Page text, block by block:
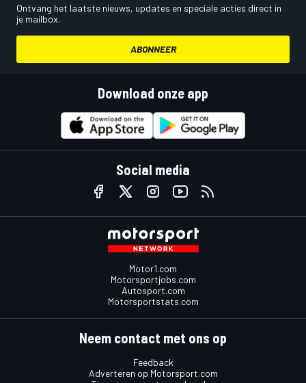
Ontvang het laatste nieuws, updates en speciale acties direct in
je mailbox.
ABONNEER
Download onze app
Social media
Motor1.com
Motorsportjobs.com
Autosport.com
Motorsportstats.com
Neem contact met ons op
Feedback
Adverteren op Motorsport.com